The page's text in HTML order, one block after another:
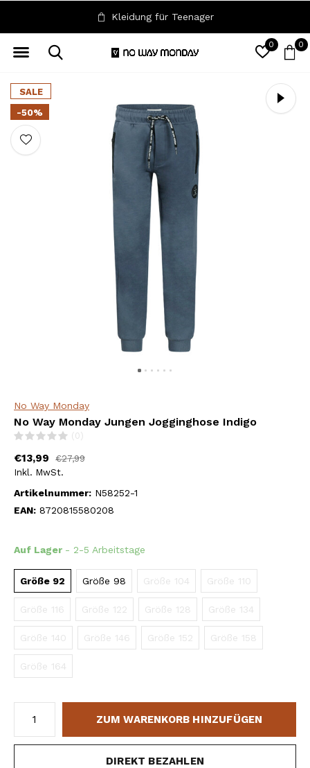
0 0
Kleidung für Teenager
SALE
-50%
No Way Monday
No Way Monday Jungen Jogginghose Indigo
(0)
€13,99
€27,99
Inkl. MwSt.
Artikelnummer: N58252-1
EAN: 8720815580208
Auf Lager - 2-5 Arbeitstage
Größe 92 Größe 98 Größe 104 Größe 110
Größe 116 Größe 122 Größe 128 Größe 134
Größe 140 Größe 146 Größe 152 Größe 158
Größe 164
ZUM WARENKORB HINZUFÜGEN
DIREKT BEZAHLEN